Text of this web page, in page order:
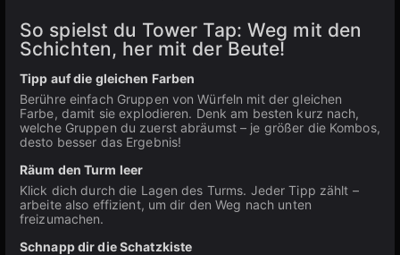
So spielst du Tower Tap: Weg mit den
Schichten, her mit der Beute!
Tipp auf die gleichen Farben
Berühre einfach Gruppen von Würfeln mit der gleichen
Farbe, damit sie explodieren. Denk am besten kurz nach,
welche Gruppen du zuerst abräumst – je größer die Kombos,
desto besser das Ergebnis!
Räum den Turm leer
Klick dich durch die Lagen des Turms. Jeder Tipp zählt –
arbeite also effizient, um dir den Weg nach unten
freizumachen.
Schnapp dir die Schatzkiste